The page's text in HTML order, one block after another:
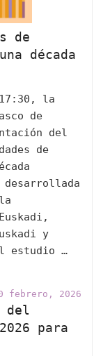
de
década
la
de
del
de
desarrollada
y
estudio …
febrero, 2026
del
para